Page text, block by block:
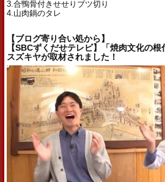
3.合鴨骨付きせせりブツ切り
4.山肉鍋のタレ
【ブログ寄り合い処から】
【SBCずくだせテレビ】「焼肉文化の
スズキヤが取材されました！